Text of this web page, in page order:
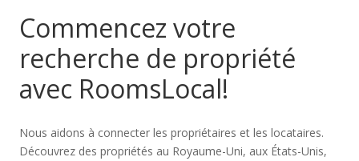
Commencez votre
recherche de propriété
avec RoomsLocal!
Nous aidons à connecter les propriétaires et les locataires.
Découvrez des propriétés au Royaume-Uni, aux États-Unis,